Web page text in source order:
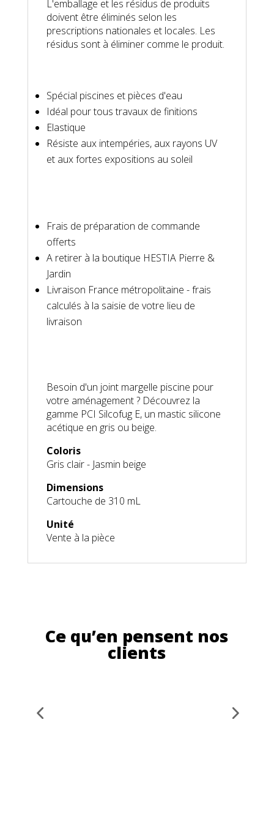
L'emballage et les résidus de produits
doivent être éliminés selon les
prescriptions nationales et locales. Les
résidus sont à éliminer comme le produit.
Spécial piscines et pièces d'eau
Idéal pour tous travaux de finitions
Elastique
Résiste aux intempéries, aux rayons UV
et aux fortes expositions au soleil
Frais de préparation de commande
offerts
A retirer à la boutique HESTIA Pierre &
Jardin
Livraison France métropolitaine - frais
calculés à la saisie de votre lieu de
livraison
Besoin d'un joint margelle piscine pour
votre aménagement ? Découvrez la
gamme PCI Silcofug E, un mastic silicone
acétique en gris ou beige.
Coloris
Gris clair - Jasmin beige
Dimensions
Cartouche de 310 mL
Unité
Vente à la pièce
Ce qu’en pensent nos
clients